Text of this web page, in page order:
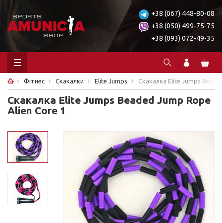
+38 (067) 448-80-08
+38 (050) 499-75-75
+38 (093) 072-49-35
Фітнес Скакалки Elite Jumps Скакалка Elite Jumps
Скакалка Elite Jumps Beaded Jump Rope
Alien Core 1